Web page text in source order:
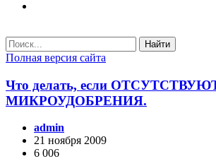
Найти
Полная версия сайта
Что делать, если
МИКРОУДОБРЕНИЯ.
admin
21 ноября 2009
6 006